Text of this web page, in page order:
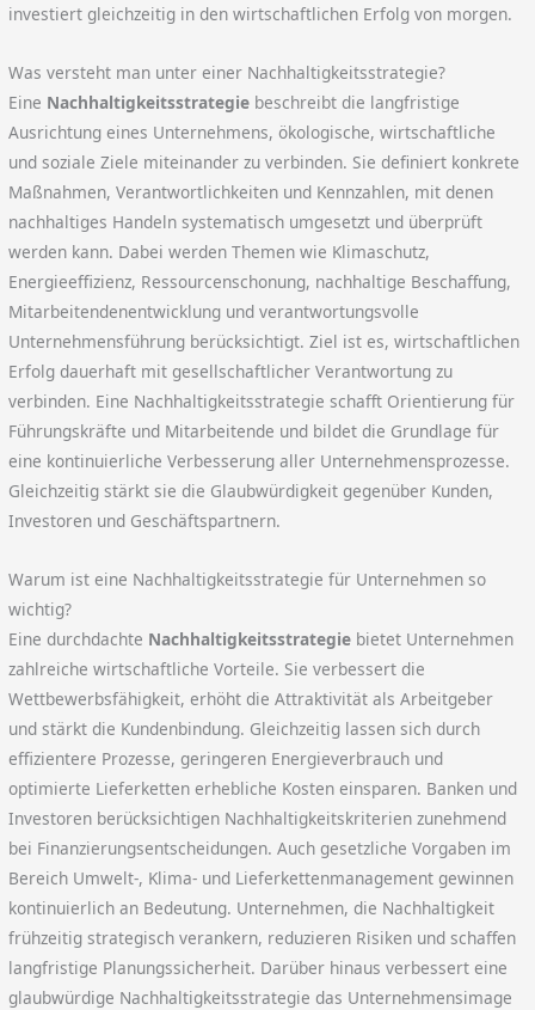
investiert gleichzeitig in den wirtschaftlichen Erfolg von morgen.
Was versteht man unter einer Nachhaltigkeitsstrategie?
Eine Nachhaltigkeitsstrategie beschreibt die langfristige
Ausrichtung eines Unternehmens, ökologische, wirtschaftliche
und soziale Ziele miteinander zu verbinden. Sie definiert konkrete
Maßnahmen, Verantwortlichkeiten und Kennzahlen, mit denen
nachhaltiges Handeln systematisch umgesetzt und überprüft
werden kann. Dabei werden Themen wie Klimaschutz,
Energieeffizienz, Ressourcenschonung, nachhaltige Beschaffung,
Mitarbeitendenentwicklung und verantwortungsvolle
Unternehmensführung berücksichtigt. Ziel ist es, wirtschaftlichen
Erfolg dauerhaft mit gesellschaftlicher Verantwortung zu
verbinden. Eine Nachhaltigkeitsstrategie schafft Orientierung für
Führungskräfte und Mitarbeitende und bildet die Grundlage für
eine kontinuierliche Verbesserung aller Unternehmensprozesse.
Gleichzeitig stärkt sie die Glaubwürdigkeit gegenüber Kunden,
Investoren und Geschäftspartnern.
Warum ist eine Nachhaltigkeitsstrategie für Unternehmen so
wichtig?
Eine durchdachte Nachhaltigkeitsstrategie bietet Unternehmen
zahlreiche wirtschaftliche Vorteile. Sie verbessert die
Wettbewerbsfähigkeit, erhöht die Attraktivität als Arbeitgeber
und stärkt die Kundenbindung. Gleichzeitig lassen sich durch
effizientere Prozesse, geringeren Energieverbrauch und
optimierte Lieferketten erhebliche Kosten einsparen. Banken und
Investoren berücksichtigen Nachhaltigkeitskriterien zunehmend
bei Finanzierungsentscheidungen. Auch gesetzliche Vorgaben im
Bereich Umwelt-, Klima- und Lieferkettenmanagement gewinnen
kontinuierlich an Bedeutung. Unternehmen, die Nachhaltigkeit
frühzeitig strategisch verankern, reduzieren Risiken und schaffen
langfristige Planungssicherheit. Darüber hinaus verbessert eine
glaubwürdige Nachhaltigkeitsstrategie das Unternehmensimage